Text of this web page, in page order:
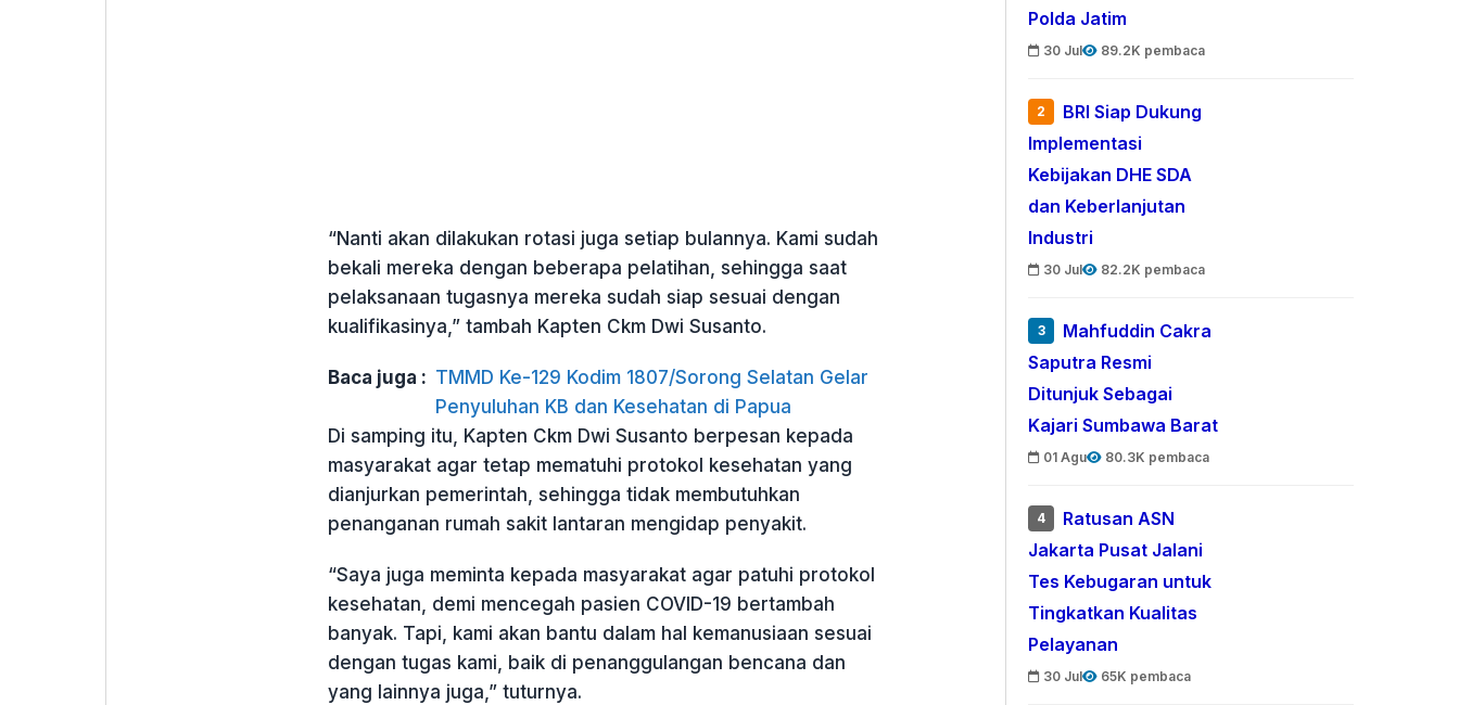
“Nanti akan dilakukan rotasi juga setiap bulannya. Kami sudah
bekali mereka dengan beberapa pelatihan, sehingga saat
pelaksanaan tugasnya mereka sudah siap sesuai dengan
kualifikasinya,” tambah Kapten Ckm Dwi Susanto.
Baca juga : TMMD Ke-129 Kodim 1807/Sorong Selatan Gelar
Penyuluhan KB dan Kesehatan di Papua
Di samping itu, Kapten Ckm Dwi Susanto berpesan kepada
masyarakat agar tetap mematuhi protokol kesehatan yang
dianjurkan pemerintah, sehingga tidak membutuhkan
penanganan rumah sakit lantaran mengidap penyakit.
“Saya juga meminta kepada masyarakat agar patuhi protokol
kesehatan, demi mencegah pasien COVID-19 bertambah
banyak. Tapi, kami akan bantu dalam hal kemanusiaan sesuai
dengan tugas kami, baik di penanggulangan bencana dan
yang lainnya juga,” tuturnya.
Polda Jatim
30 Jul 89.2K pembaca
2
BRI Siap Dukung
Implementasi
Kebijakan DHE SDA
dan Keberlanjutan
Industri
30 Jul 82.2K pembaca
3
Mahfuddin Cakra
Saputra Resmi
Ditunjuk Sebagai
Kajari Sumbawa Barat
01 Agu 80.3K pembaca
4
Ratusan ASN
Jakarta Pusat Jalani
Tes Kebugaran untuk
Tingkatkan Kualitas
Pelayanan
30 Jul 65K pembaca